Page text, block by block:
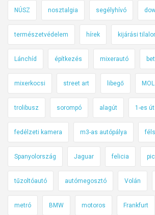
NÚSZ nosztalgia segélyhívó
természetvédelem hírek kijárási
Lánchíd építkezés mixerautó
mixerkocsi street art libegő
trolibusz sorompó alagút 1-es út
fedélzeti kamera m3-as autópálya
Spanyolország Jaguar felicia
tűzoltóautó autómegosztó Volán
metró BMW motoros Frankfurt